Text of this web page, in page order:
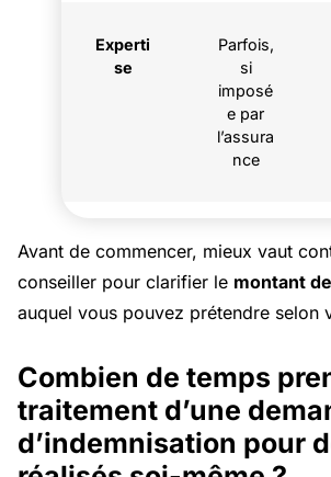
Experti
se
Parfois,
si
imposé
e par
l’assura
nce
Avant de commencer, mieux vaut
conseiller pour clarifier le montant
auquel vous pouvez prétendre selon
Combien de temps
traitement d’une
d’indemnisation pour